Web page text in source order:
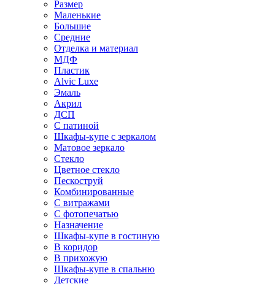
Размер
Маленькие
Большие
Средние
Отделка и материал
МДФ
Пластик
Alvic Luxe
Эмаль
Акрил
ДСП
С патиной
Шкафы-купе с зеркалом
Матовое зеркало
Стекло
Цветное стекло
Пескоструй
Комбинированные
С витражами
С фотопечатью
Назначение
Шкафы-купе в гостиную
В коридор
В прихожую
Шкафы-купе в спальню
Детские